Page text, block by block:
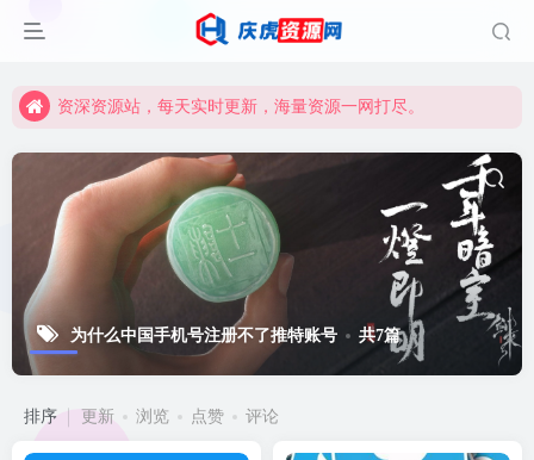
资深资源站，每天实时更新，海量资源一网打尽。
资深资源站，每天实时更新，海量资源一网打尽。
为什么中国手机号注册不了推特账号 共7篇
排序 更新 浏览 点赞 评论